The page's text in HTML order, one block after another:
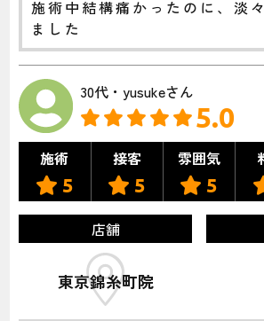
施術中結構痛かったのに、淡
ました
30代・yusukeさん
5.0
施術
5
接客
5
雰囲気
5
店舗
東京錦糸町院